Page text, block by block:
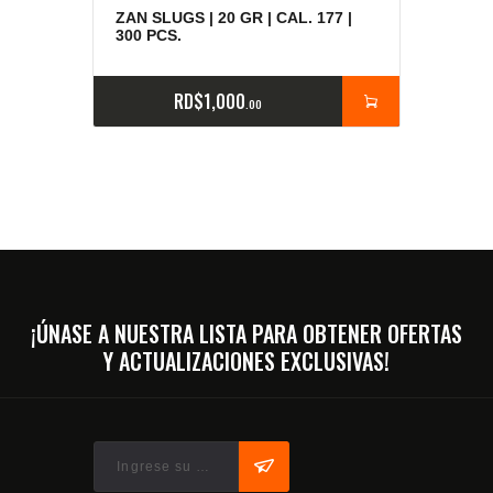
ZAN SLUGS | 20 GR | CAL. 177 |
300 PCS.
RD$1,000 00
¡ÚNASE A NUESTRA LISTA PARA OBTENER OFERTAS
Y ACTUALIZACIONES EXCLUSIVAS!